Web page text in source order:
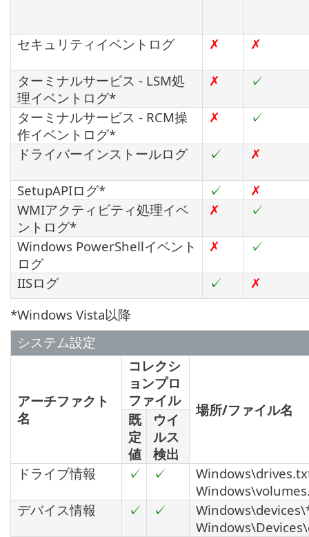
セキュリティイベントログ ✗ ✗
ターミナルサービス - LSM処
理イベントログ*
✗ ✓
ターミナルサービス - RCM操
作イベントログ*
✗ ✓
ドライバーインストールログ ✓ ✗
SetupAPIログ* ✓
✗
WMIアクティビティ処理イベ
ントログ*
✗ ✓
Windows PowerShellイベント
ログ
✗ ✓
IISログ ✓
✗
*Windows Vista以降
システム設定
アーチファクト
名
コレクシ
ョンプロ
ファイル
場所/ファイル名
既
定
値
ウイ
ルス
検出
ドライブ情報
✓ ✓
デバイス情報
✓ ✓